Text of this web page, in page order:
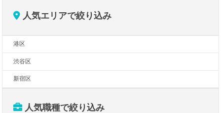
人気エリアで絞り込み
港区
渋谷区
新宿区
人気職種で絞り込み